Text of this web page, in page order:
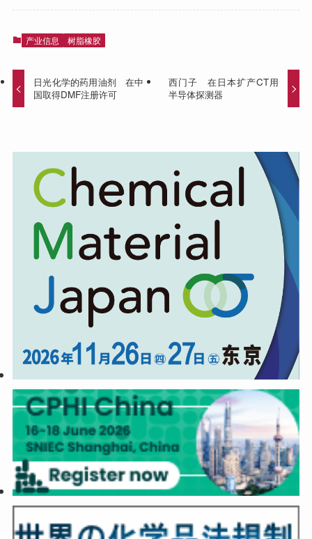
产业信息 树脂橡胶
日光化学的药用油剂 在中
国取得DMF注册许可
西门子 在日本扩产CT用
半导体探测器